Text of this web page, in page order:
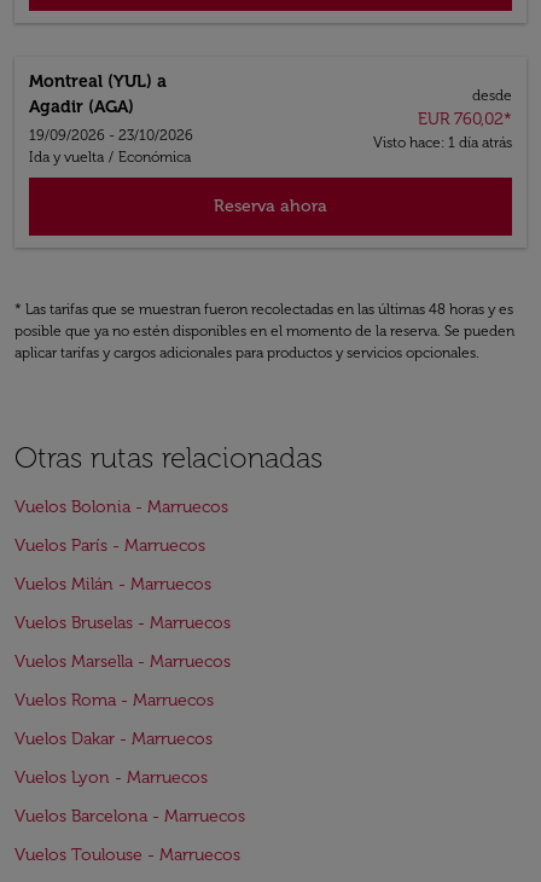
Montreal (YUL) a
Agadir (AGA)
19/09/2026 - 23/10/2026
Ida y vuelta / Económica
desde
EUR 760,02*
Visto hace: 1 día atrás
Reserva ahora
* Las tarifas que se muestran fueron recolectadas en las últimas 48 horas y es
posible que ya no estén disponibles en el momento de la reserva. Se pueden
aplicar tarifas y cargos adicionales para productos y servicios opcionales.
Otras rutas relacionadas
Vuelos Bolonia - Marruecos
Vuelos París - Marruecos
Vuelos Milán - Marruecos
Vuelos Bruselas - Marruecos
Vuelos Marsella - Marruecos
Vuelos Roma - Marruecos
Vuelos Dakar - Marruecos
Vuelos Lyon - Marruecos
Vuelos Barcelona - Marruecos
Vuelos Toulouse - Marruecos